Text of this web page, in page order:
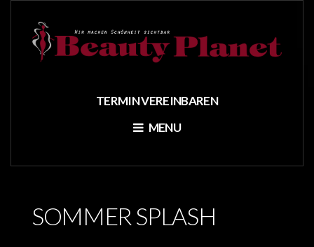
TERMIN VEREINBAREN
MENU
SOMMER SPLASH